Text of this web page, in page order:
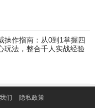
操作指南：从0到1掌握四
玩法，整合千人实战经验
们 隐私政策